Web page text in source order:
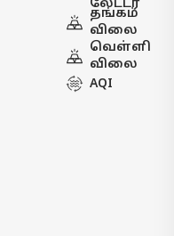
லேட்டர்
தங்கம்
விலை
வெள்ளி
விலை
AQI